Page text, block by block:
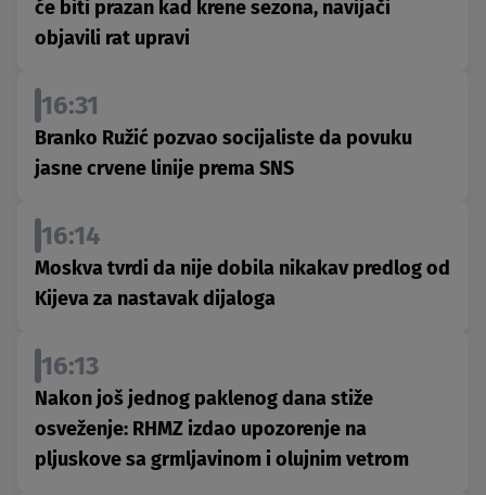
će biti prazan kad krene sezona, navijači
objavili rat upravi
16:31
Branko Ružić pozvao socijaliste da povuku
jasne crvene linije prema SNS
16:14
Moskva tvrdi da nije dobila nikakav predlog od
Kijeva za nastavak dijaloga
16:13
Nakon još jednog paklenog dana stiže
osveženje: RHMZ izdao upozorenje na
pljuskove sa grmljavinom i olujnim vetrom